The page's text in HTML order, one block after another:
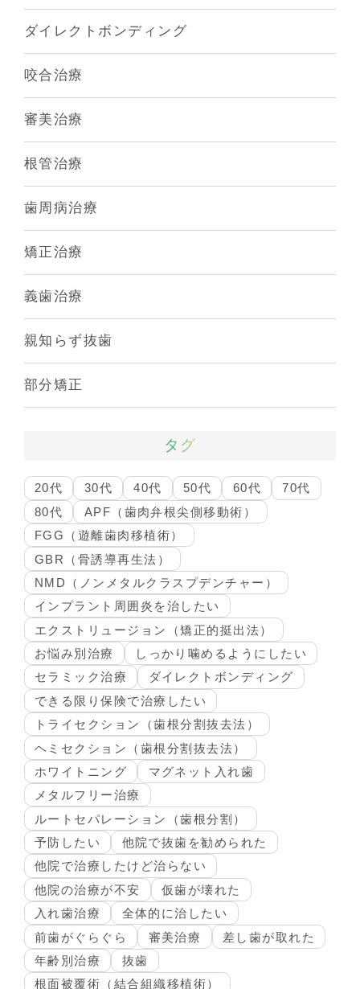
ダイレクトボンディング
咬合治療
審美治療
根管治療
歯周病治療
矯正治療
義歯治療
親知らず抜歯
部分矯正
タグ
20代 30代 40代 50代 60代
70代
80代
APF（歯肉弁根尖側移動術）
FGG（遊離歯肉移植術）
GBR（骨誘導再生法）
NMD（ノンメタルクラスプデンチャー）
インプラント周囲炎を治したい
エクストリュージョン（矯正的挺出法）
お悩み別治療
しっかり噛めるようにしたい
セラミック治療
ダイレクトボンディング
できる限り保険で治療したい
トライセクション（歯根分割抜去法）
ヘミセクション（歯根分割抜去法）
ホワイトニング
マグネット入れ歯
メタルフリー治療
ルートセパレーション（歯根分割）
予防したい
他院で抜歯を勧められた
他院で治療したけど治らない
他院の治療が不安
仮歯が壊れた
入れ歯治療
全体的に治したい
前歯がぐらぐら
審美治療
差し歯が取れた
年齢別治療
抜歯
根面被覆術（結合組織移植術）